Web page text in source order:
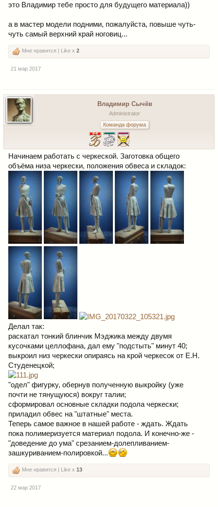
это Владимир тебе просто для будущего материала))
а в мастер модели подними, пожалуйста, повыше чуть-
чуть самый верхний край ноговиц...
Мне нравится | Like x 2
21 мар 2017
Владимир Сычёв
Administrator
Команда форума
Начинаем работать с черкеской. Заготовка общего
объёма низа черкески, положения обвеса и складок:
Делал так:
раскатал тонкий блинчик Мэджика между двумя
кусочками целлофана, дал ему "подстыть" минут 40;
выкроил низ черкески опираясь на крой черкесок от Е.Н.
Студенецкой;
"одел" фигурку, обернув полученную выкройку (уже
почти не тянущуюся) вокруг талии;
сформировал основные складки подола черкески;
приладил обвес на "штатные" места.
Теперь самое важное в нашей работе - ждать. Ждать
пока полимеризуется материал подола. И конечно-же -
"доведение до ума" срезанием-долепливанием-
зашкуриванием-полировкой...
Мне нравится | Like x 13
22 мар 2017